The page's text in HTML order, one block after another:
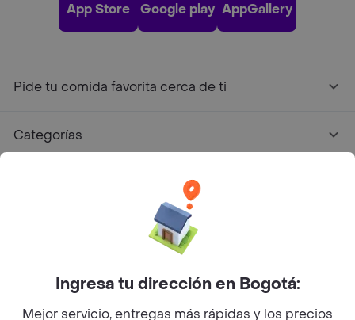
App Store Google play AppGallery
Pide tu comida favorita cerca de ti
Categorías
Facebook
Twitter
Instagram
©2026Rappi Inc. All rights reserved.
Ingresa tu dirección en Bogotá:
Mejor servicio, entregas más rápidas y los precios